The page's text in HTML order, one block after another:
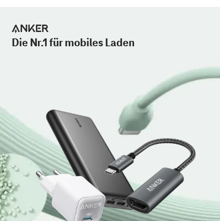
Die Nr.1 für mobiles Laden